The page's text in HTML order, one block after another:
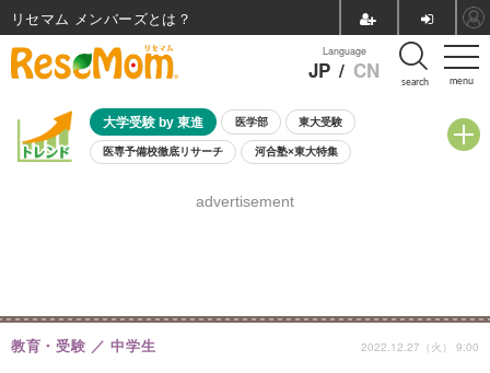
menu
Language
JP / CN search
大学受験 by 東進 医学部 東大受験
医専予備校徹底リサーチ 河合塾×東大特集
8月開催学校説明会・相談会
advertisement
教育・受験 中学生 2022.12.27（火） 9:00
リセマム メンバーズ